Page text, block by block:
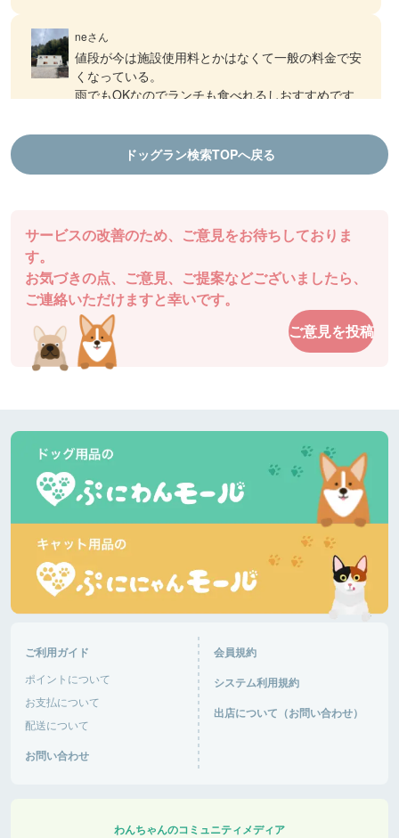
neさん
値段が今は施設使用料とかはなくて一般の料金で安
くなっている。
雨でもOKなのでランチも食べれるしおすすめです
徳島県 |ドッグランDOGFIELD
チャッピーさん
駐車場も近くてとても使いやすいです。
香川県 |ドッグガーデン・イオンモール高松
す。きっと混みます。ピーク外したいですね。
神奈川県 |
あるパパさん
日差しが陰ると肌寒いです。柴犬多いです。ランチ
して帰ります。🐶がはしゃいで嬉しいです。
神奈川県 | 富士芦ノ湖パノラマパーク
おと音々さん
今日は日中からにぎわっていて、犬達は楽しくお友
達作り、追いかけっこ楽しんでいました。さすがG
Wで混み混み！車の出入りが大変そうだった！
道の駅あがつま峡
今日は日中からにぎわっていて、犬達は楽しくお友
ドッグラン検索TOPへ戻る
サービスの改善のため、ご意見をお待ちしておりま
す。
お気づきの点、ご意見、ご提案などございましたら、
ご連絡いただけますと幸いです。
ご意見を投稿
ご利用ガイド
ポイントについて
お支払について
配送について
お問い合わせ
会員規約
システム利用規約
出店について（お問い合わせ）
わんちゃんのコミュニティメディア